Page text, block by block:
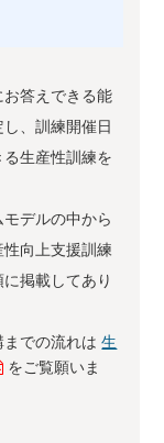
す
答えできる能
、訓練開催日
生産性訓練を
デルの中から
向上支援訓練
掲載してあり
での流れは 生
をご覧願いま